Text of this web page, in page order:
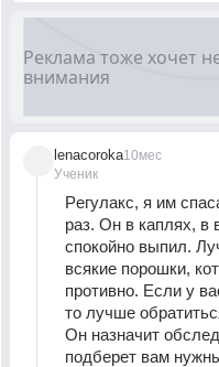
lenacoroka
Ученик
10мес
Рeгулaкc, я им
раз. Он в каплях, в
спокойно выпил.
всякие порошки,
противно. Если у
то лучше
Он назначит
подберет вам